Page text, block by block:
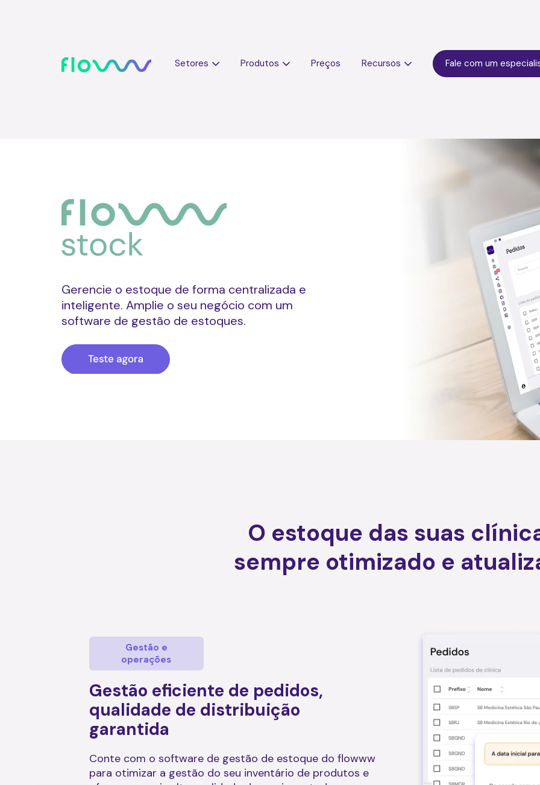
Setores Produtos Preços Recursos Fale com um
Gerencie o estoque de forma centralizada e
inteligente. Amplie o seu negócio com um
software de gestão de estoques.
O estoque das suas
sempre otimizado e
Gestão e
operações
Gestão eficiente de pedidos,
qualidade de distribuição
garantida
Conte com o software de gestão de estoque do flowww
para otimizar a gestão do seu inventário de produtos e